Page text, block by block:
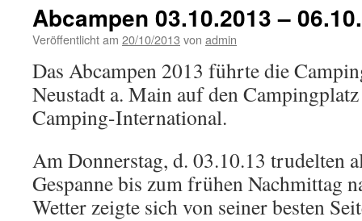
Abcampen 03.10.2013 –
Veröffentlicht am 20/10/2013 von admin
Das Abcampen 2013 führte die
Neustadt a. Main auf den
Camping-International.
Am Donnerstag, d. 03.10.13 trudelten
Gespanne bis zum frühen Nachmittag
Wetter zeigte sich von seiner besten